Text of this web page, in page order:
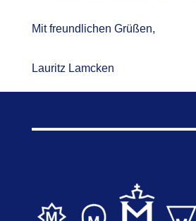
Mit freundlichen Grüßen,
Lauritz Lamcken